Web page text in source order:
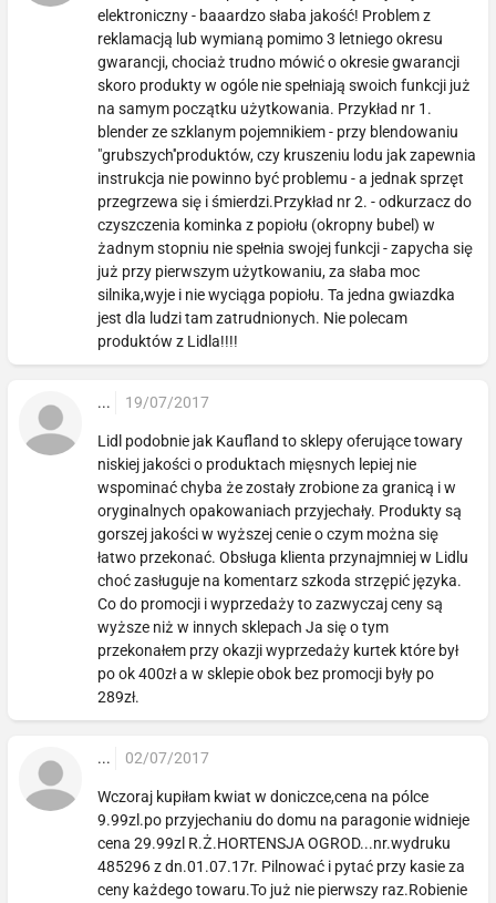
elektroniczny - baaardzo słaba jakość! Problem z
reklamacją lub wymianą pomimo 3 letniego okresu
gwarancji, chociaż trudno mówić o okresie gwarancji
skoro produkty w ogóle nie spełniają swoich funkcji już
na samym początku użytkowania. Przykład nr 1.
blender ze szklanym pojemnikiem - przy blendowaniu
"grubszych''produktów, czy kruszeniu lodu jak zapewnia
instrukcja nie powinno być problemu - a jednak sprzęt
przegrzewa się i śmierdzi.Przykład nr 2. - odkurzacz do
czyszczenia kominka z popiołu (okropny bubel) w
żadnym stopniu nie spełnia swojej funkcji - zapycha się
już przy pierwszym użytkowaniu, za słaba moc
silnika,wyje i nie wyciąga popiołu. Ta jedna gwiazdka
jest dla ludzi tam zatrudnionych. Nie polecam
produktów z Lidla!!!!
... 19/07/2017
Lidl podobnie jak Kaufland to sklepy oferujące towary
niskiej jakości o produktach mięsnych lepiej nie
wspominać chyba że zostały zrobione za granicą i w
oryginalnych opakowaniach przyjechały. Produkty są
gorszej jakości w wyższej cenie o czym można się
łatwo przekonać. Obsługa klienta przynajmniej w Lidlu
choć zasługuje na komentarz szkoda strzępić języka.
Co do promocji i wyprzedaży to zazwyczaj ceny są
wyższe niż w innych sklepach Ja się o tym
przekonałem przy okazji wyprzedaży kurtek które był
po ok 400zł a w sklepie obok bez promocji były po
289zł.
... 02/07/2017
Wczoraj kupiłam kwiat w doniczce,cena na pólce
9.99zl.po przyjechaniu do domu na paragonie widnieje
cena 29.99zl R.Ż.HORTENSJA OGROD...nr.wydruku
485296 z dn.01.07.17r. Pilnować i pytać przy kasie za
ceny każdego towaru.To już nie pierwszy raz.Robienie